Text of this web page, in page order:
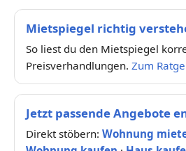
Mietspiegel richtig
So liest du den Mietspiegel
Preisverhandlungen. Zum
Jetzt passende Angebote
Direkt stöbern: Wohnung